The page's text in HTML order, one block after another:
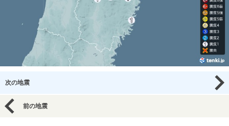
次の地震
前の地震